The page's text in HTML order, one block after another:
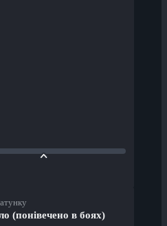
(понівечено в боях)